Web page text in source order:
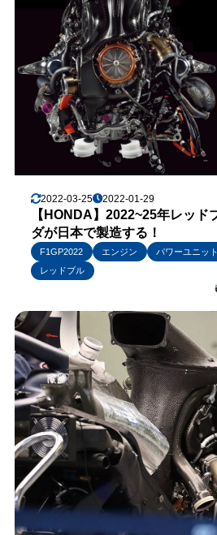
2022-03-25 2022-01-29
【HONDA】2022~25年レッド
ダが日本で製造する！
F1GP2022 エンジン パワーユニット
レッドブル